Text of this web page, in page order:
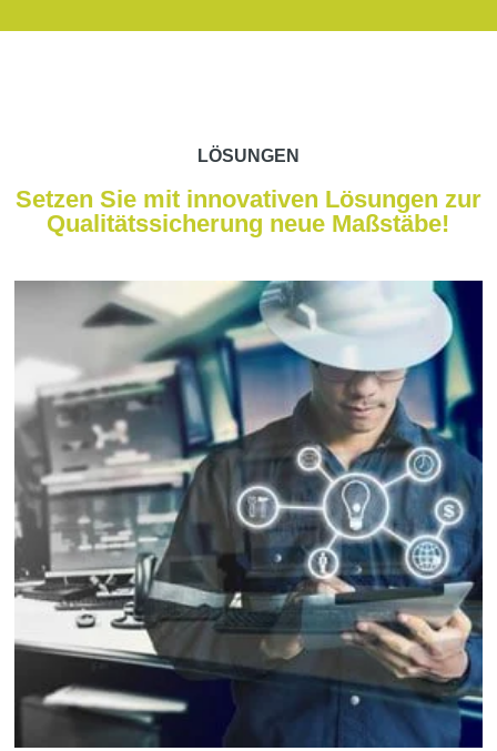
LÖSUNGEN
Setzen Sie mit innovativen Lösungen zur
Qualitätssicherung neue Maßstäbe!